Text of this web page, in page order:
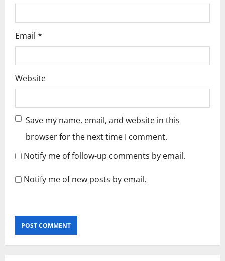
Email *
Website
Save my name, email, and website in this
browser for the next time I comment.
Notify me of follow-up comments by email.
Notify me of new posts by email.